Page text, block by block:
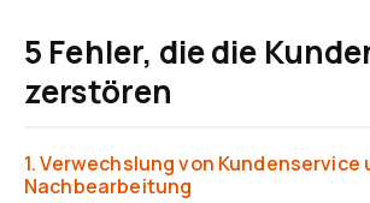
5 Fehler, die die
zerstören
1. Verwechslung von Kundenservice
Nachbearbeitung